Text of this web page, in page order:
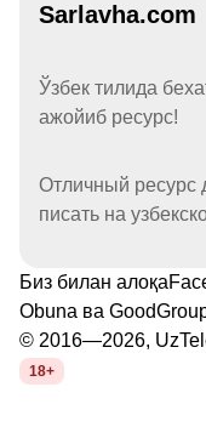
Sarlavha.com
Ўзбек тилида
ажойиб ресурс!
Отличный ресурс
писать на
Биз билан алоқа
Obuna ва
© 2016—2026,
18+